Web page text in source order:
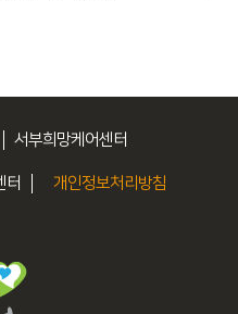
서부희망케어센터
터 개인정보처리방침